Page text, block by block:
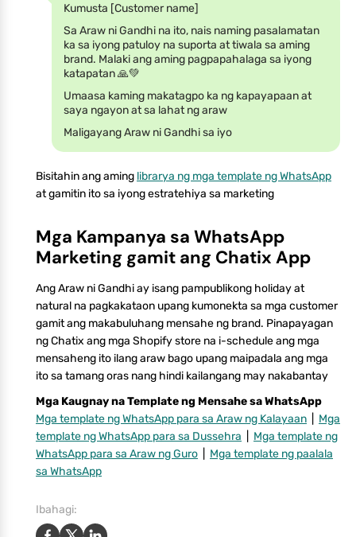
Kumusta [Customer name]
Sa Araw ni Gandhi na ito, nais naming pasalamatan
ka sa iyong patuloy na suporta at tiwala sa aming
brand. Malaki ang aming pagpapahalaga sa iyong
katapatan 🙏💚
Umaasa kaming makatagpo ka ng kapayapaan at
saya ngayon at sa lahat ng araw
Maligayang Araw ni Gandhi sa iyo
Bisitahin ang aming librarya ng mga template ng WhatsApp
at gamitin ito sa iyong estratehiya sa marketing
Mga Kampanya sa WhatsApp
Marketing gamit ang Chatix App
Ang Araw ni Gandhi ay isang pampublikong holiday at
natural na pagkakataon upang kumonekta sa mga customer
gamit ang makabuluhang mensahe ng brand. Pinapayagan
ng Chatix ang mga Shopify store na i-schedule ang mga
mensaheng ito ilang araw bago upang maipadala ang mga
ito sa tamang oras nang hindi kailangang may nakabantay
Mga Kaugnay na Template ng Mensahe sa WhatsApp
Mga template ng WhatsApp para sa Araw ng Kalayaan
Mga
template ng WhatsApp para sa Dussehra
Mga template ng
WhatsApp para sa Araw ng Guro
Mga template ng paalala
sa WhatsApp
Ibahagi: